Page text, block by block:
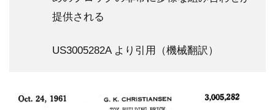
提供される
US3005282A より引用（機械翻訳）